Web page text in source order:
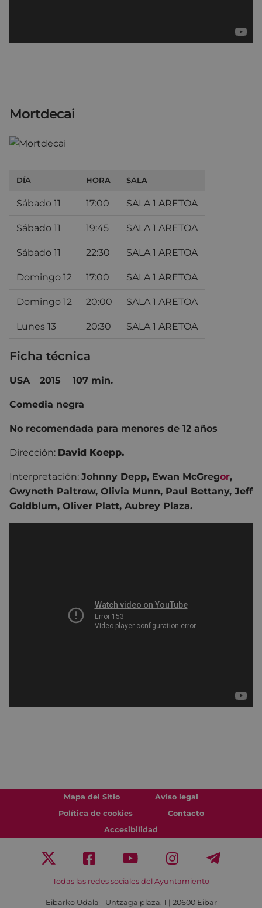
Mortdecai
DÍA HORA SALA
Sábado 11 17:00 SALA 1 ARETOA
Sábado 11 19:45 SALA 1 ARETOA
Sábado 11 22:30 SALA 1 ARETOA
Domingo 12 17:00 SALA 1 ARETOA
Domingo 12 20:00 SALA 1 ARETOA
Lunes 13 20:30 SALA 1 ARETOA
Ficha técnica
USA 2015 107 min.
Comedia negra
No recomendada para menores de 12 años
Dirección: David Koepp.
Interpretación: Johnny Depp, Ewan McGregor,
Gwyneth Paltrow, Olivia Munn, Paul Bettany, Jeff
Goldblum, Oliver Platt, Aubrey Plaza.
Mapa del Sitio
Aviso legal
Política de cookies
Contacto
Accesibilidad
Todas las redes sociales del Ayuntamiento
Eibarko Udala - Untzaga plaza, 1 | 20600 Eibar